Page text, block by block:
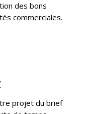
des bons
commerciales.
projet du brief